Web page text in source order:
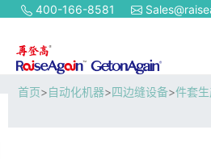
400-166-8581
首页>自动化机器>四边缝设备>件套